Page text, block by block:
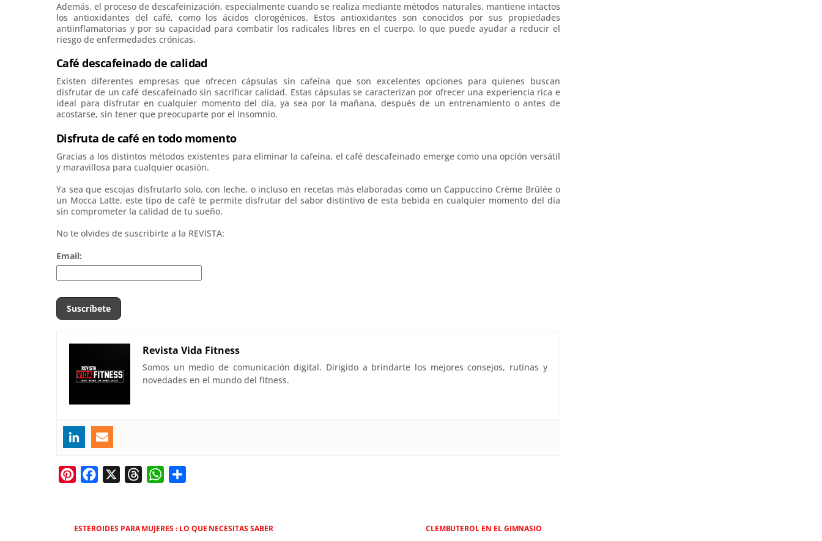
Además, el proceso de descafeinización, especialmente cuando se realiza mediante métodos naturales, mantiene intactos
los antioxidantes del café, como los ácidos clorogénicos. Estos antioxidantes son conocidos por sus propiedades
antiinflamatorias y por su capacidad para combatir los radicales libres en el cuerpo, lo que puede ayudar a reducir el
riesgo de enfermedades crónicas.
Café descafeinado de calidad
Existen diferentes empresas que ofrecen cápsulas sin cafeína que son excelentes opciones para quienes buscan
disfrutar de un café descafeinado sin sacrificar calidad. Estas cápsulas se caracterizan por ofrecer una experiencia rica e
ideal para disfrutar en cualquier momento del día, ya sea por la mañana, después de un entrenamiento o antes de
acostarse, sin tener que preocuparte por el insomnio.
Disfruta de café en todo momento
Gracias a los distintos métodos existentes para eliminar la cafeína, el café descafeinado emerge como una opción versátil
y maravillosa para cualquier ocasión.
Ya sea que escojas disfrutarlo solo, con leche, o incluso en recetas más elaboradas como un Cappuccino Crème Brûlée o
un Mocca Latte, este tipo de café te permite disfrutar del sabor distintivo de esta bebida en cualquier momento del día
sin comprometer la calidad de tu sueño.
No te olvides de suscribirte a la REVISTA:
Email:
Revista Vida Fitness
Somos un medio de comunicación digital. Dirigido a brindarte los mejores consejos, rutinas y
novedades en el mundo del fitness.
t
e
e
W
t
p
ESTEROIDES PARA MUJERES : LO QUE NECESITAS SABER CLEMBUTEROL EN EL GIMNASIO